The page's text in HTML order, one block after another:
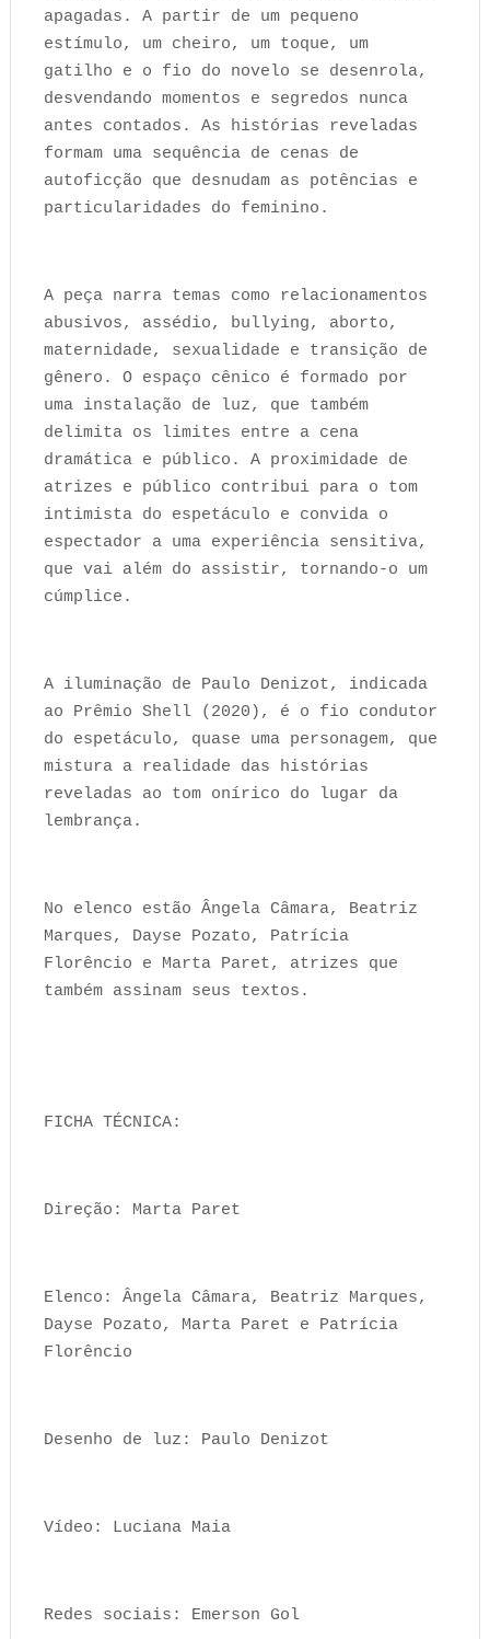
apagadas. A partir de um pequeno
estímulo, um cheiro, um toque, um
gatilho e o fio do novelo se desenrola,
desvendando momentos e segredos nunca
antes contados. As histórias reveladas
formam uma sequência de cenas de
autoficção que desnudam as potências e
particularidades do feminino.
A peça narra temas como relacionamentos
abusivos, assédio, bullying, aborto,
maternidade, sexualidade e transição de
gênero. O espaço cênico é formado por
uma instalação de luz, que também
delimita os limites entre a cena
dramática e público. A proximidade de
atrizes e público contribui para o tom
intimista do espetáculo e convida o
espectador a uma experiência sensitiva,
que vai além do assistir, tornando-o um
cúmplice.
A iluminação de Paulo Denizot, indicada
ao Prêmio Shell (2020), é o fio condutor
do espetáculo, quase uma personagem, que
mistura a realidade das histórias
reveladas ao tom onírico do lugar da
lembrança.
No elenco estão Ângela Câmara, Beatriz
Marques, Dayse Pozato, Patrícia
Florêncio e Marta Paret, atrizes que
também assinam seus textos.
FICHA TÉCNICA:
Direção: Marta Paret
Elenco: Ângela Câmara, Beatriz Marques,
Dayse Pozato, Marta Paret e Patrícia
Florêncio
Desenho de luz: Paulo Denizot
Vídeo: Luciana Maia
Redes sociais: Emerson Gol